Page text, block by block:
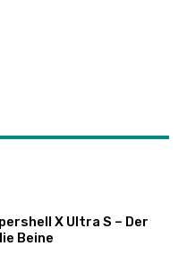
X Ultra S – Der
Beine